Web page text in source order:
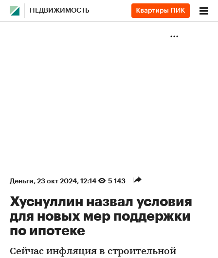
НЕДВИЖИМОСТЬ
Деньги⁠, 23 окт 2024, 12:14 5 143
Хуснуллин назвал условия
для новых мер поддержки
по ипотеке
Сейчас инфляция в строительной